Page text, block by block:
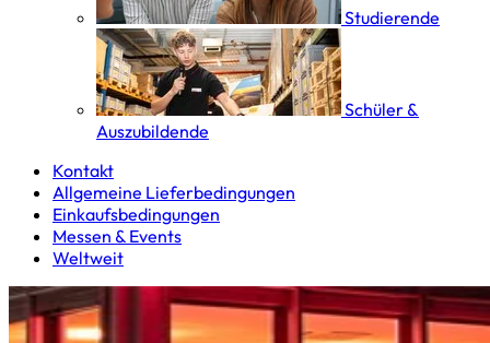
Studierende
Schüler &
Auszubildende
Kontakt
Allgemeine Lieferbedingungen
Einkaufsbedingungen
Messen & Events
Weltweit